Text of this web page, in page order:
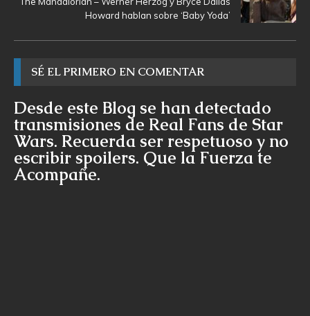
Howard hablan sobre ‘Baby Yoda’
SÉ EL PRIMERO EN COMENTAR
Desde este Blog se han detectado
transmisiones de Real Fans de Star
Wars. Recuerda ser respetuoso y no
escribir spoilers. Que la Fuerza te
Acompañe.